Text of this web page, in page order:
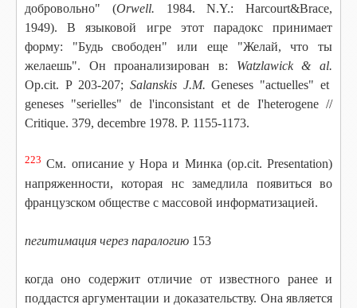
добровольно" (Orwell. 1984. N.Y.: Harcourt&Brace,
1949). В языковой игре этот парадокс принимает
форму: "Будь свободен" или еще "Желай, что ты
желаешь". Он проанализирован в: Watzlawick & al.
Op.cit. P 203-207; Salanskis J.M. Geneses "actuelles" et
geneses "serielles" de l'inconsistant et de I'heterogene //
Critique. 379, decembre 1978. P. 1155-1173.
223 См. описание у Нора и Минка (op.cit. Presentation)
напряженности, которая нс замедлила появиться во
французском обществе с массовой информатизацией.
пегитимация через паралогию 153
когда оно содержит отличие от известного ранее и
поддастся аргументации и доказательству. Она является